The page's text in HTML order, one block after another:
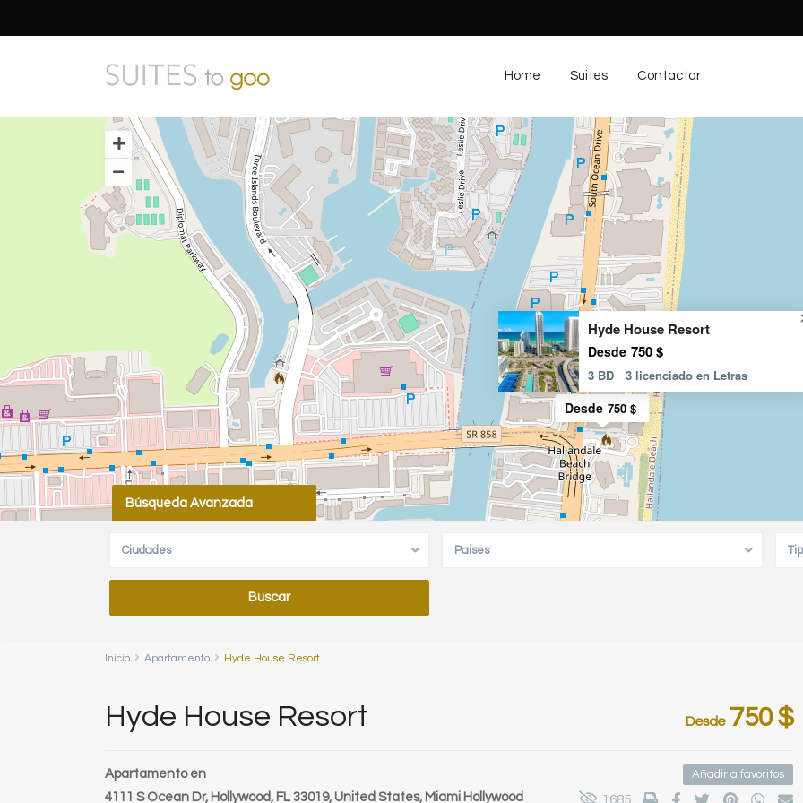
Home Suites Contactar
Desde 750 $
Hyde House Resort
Desde 750 $
3 BD 3 licenciado en Letras
Búsqueda Avanzada
Ciudades Paises
Inicio Apartamento Hyde House Resort
Hyde House Resort Desde750 $
Apartamentoen
4111 S Ocean Dr, Hollywood, FL 33019, United States, Miami Hollywood
Añadir a favoritos
1685